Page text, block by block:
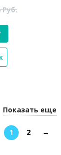
Руб.
Показать еще
1 2 →